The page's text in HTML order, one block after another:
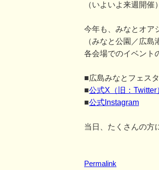
（いよいよ来週開催）
今年も、みなとオア
（みなと公園／広島
各会場でのイベント
■広島みなとフェスタ
■公式X（旧：Twitter
■公式Instagram
当日、たくさんの方
Permalink